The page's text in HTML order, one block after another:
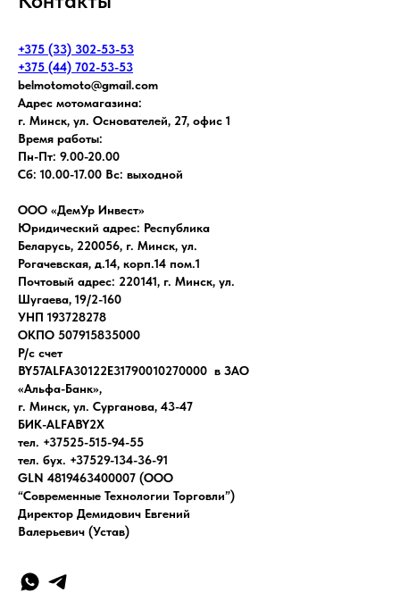
+375 (33) 302-53-53
+375 (44) 702-53-53
belmotomoto@gmail.com
Адрес мотомагазина:
г. Минск, ул. Основателей, 27, офис 1
Время работы:
Пн-Пт: 9.00-20.00
Сб: 10.00-17.00 Вс: выходной
ООО «ДемУр Инвест»
Юридический адрес: Республика
Беларусь, 220056, г. Минск, ул.
Рогачевская, д.14, корп.14 пом.1
Почтовый адрес: 220141, г. Минск, ул.
Шугаева, 19/2-160
УНП 193728278
ОКПО 507915835000
Р/с счет
BY57ALFA30122E31790010270000 в ЗАО
«Альфа-Банк»,
г. Минск, ул. Сурганова, 43-47
БИК-ALFABY2X
тел. +37525-515-94-55
тел. бух. +37529-134-36-91
GLN 4819463400007 (ООО
“Современные Технологии Торговли”)
Директор Демидович Евгений
Валерьевич (Устав)